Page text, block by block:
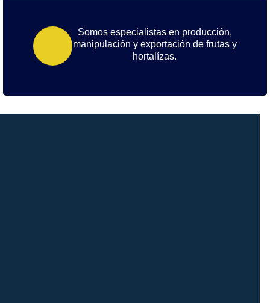
Somos especialistas en producción,
manipulación y exportación de frutas y
hortalízas.